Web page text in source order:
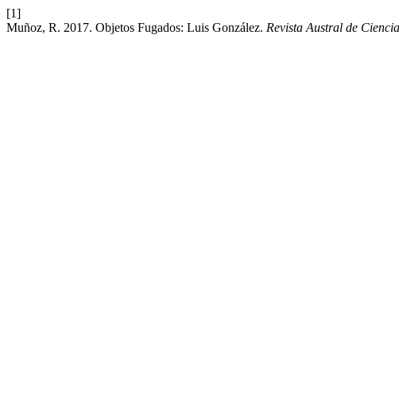
[1]
Muñoz, R. 2017. Objetos Fugados: Luis González. Revista Austral de